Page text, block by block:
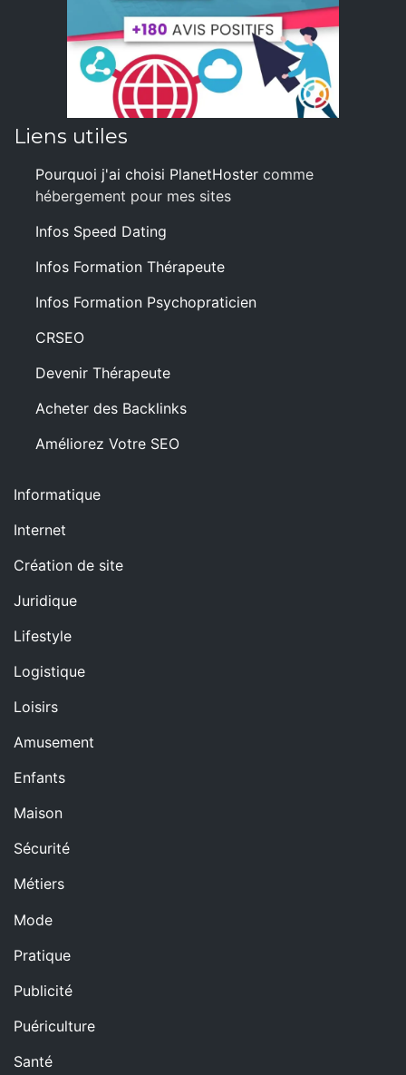
Liens utiles
Pourquoi j'ai choisi PlanetHoster comme
hébergement pour mes sites
Infos Speed Dating
Infos Formation Thérapeute
Infos Formation Psychopraticien
CRSEO
Devenir Thérapeute
Acheter des Backlinks
Améliorez Votre SEO
Informatique
Internet
Création de site
Juridique
Lifestyle
Logistique
Loisirs
Amusement
Enfants
Maison
Sécurité
Métiers
Mode
Pratique
Publicité
Puériculture
Santé